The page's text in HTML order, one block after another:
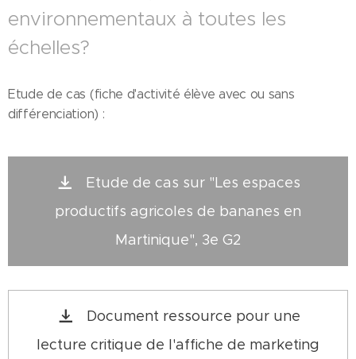
environnementaux à toutes les
échelles?
Etude de cas (fiche d'activité élève avec ou sans
différenciation) :
Etude de cas sur "Les espaces
productifs agricoles de bananes en
Martinique", 3e G2
Document ressource pour une
lecture critique de l'affiche de marketing